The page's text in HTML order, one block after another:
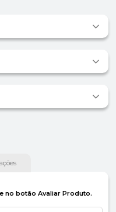
no botão Avaliar Produto.